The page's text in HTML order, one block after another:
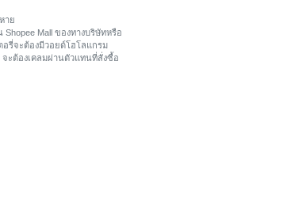
าย
Mall ของทางบริษัทหรือ
อรี่จะต้องมีวอยด์โฮโลแกรม
ะต้องเคลมผ่านตัวแทนที่สั่งซื้อ